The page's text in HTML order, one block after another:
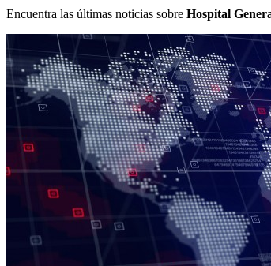
Encuentra las últimas noticias sobre Hospital